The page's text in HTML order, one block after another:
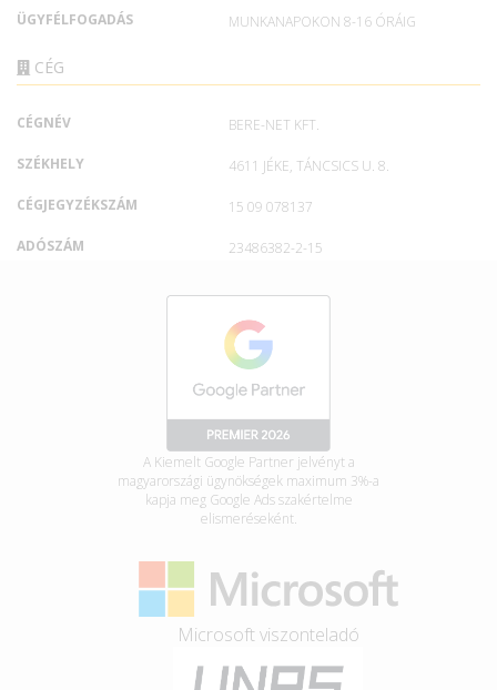
ÜGYFÉLFOGADÁS MUNKANAPOKON 8-16 ÓRÁIG
CÉG
CÉGNÉV BERE-NET KFT.
SZÉKHELY 4611 JÉKE, TÁNCSICS U. 8.
CÉGJEGYZÉKSZÁM 15 09 078137
ADÓSZÁM 23486382-2-15
A Kiemelt Google Partner jelvényt a
magyarországi ügynökségek maximum 3%-a
kapja meg Google Ads szakértelme
elismeréseként.
Microsoft viszonteladó